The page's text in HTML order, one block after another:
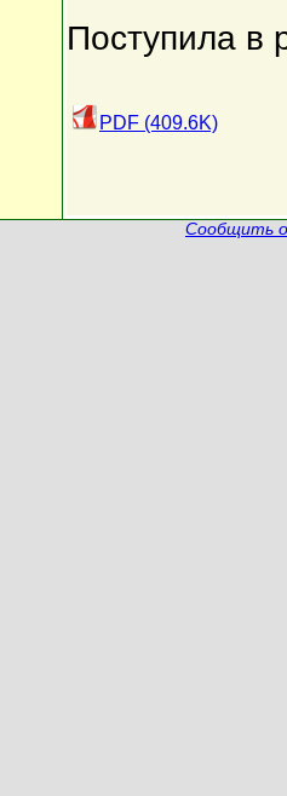
Поступила в
PDF (409.6K)
Сообщить о